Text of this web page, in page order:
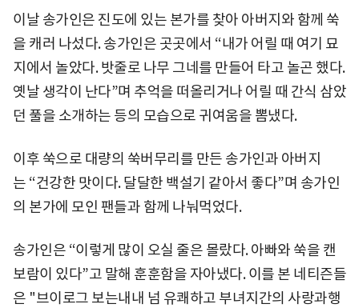
이날 송가인은 진도에 있는 본가를 찾아 아버지와 함께 쑥
을 캐러 나섰다. 송가인은 곳곳에서 “내가 어릴 때 여기 묘
지에서 놀았다. 밧줄로 나무 그네를 만들어 타고 놀곤 했다.
옛날 생각이 난다”며 추억을 떠올리거나 어릴 때 간식 삼았
던 풀을 소개하는 등의 모습으로 귀여움을 뽐냈다.
이후 쑥으로 대량의 쑥버무리를 만든 송가인과 아버지
는 “건강한 맛이다. 달달한 백설기 같아서 좋다”며 송가인
의 본가에 모인 팬들과 함께 나눠먹었다.
송가인은 “이렇게 많이 오실 줄은 몰랐다. 아빠와 쑥을 캔
보람이 있다”고 말해 훈훈함을 자아냈다. 이를 본 네티즌들
은 "브이로그 보는내내 넘 유쾌하고 부녀지간의 사랑과행